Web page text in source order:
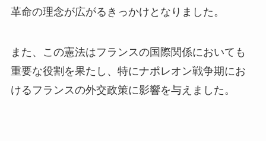
革命の理念が広がるきっかけとなりました。
また、この憲法はフランスの国際関係においても
重要な役割を果たし、特にナポレオン戦争期にお
けるフランスの外交政策に影響を与えました。